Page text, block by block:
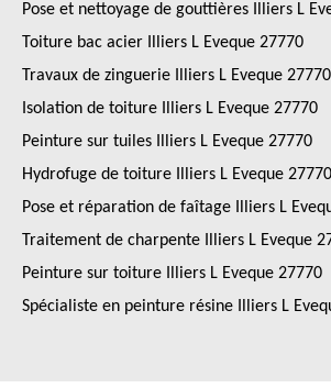
Pose et nettoyage de gouttières Illiers L
Toiture bac acier Illiers L Eveque 27770
Travaux de zinguerie Illiers L Eveque 27770
Isolation de toiture Illiers L Eveque 27770
Peinture sur tuiles Illiers L Eveque 27770
Hydrofuge de toiture Illiers L Eveque 27770
Pose et réparation de faîtage Illiers L
Traitement de charpente Illiers L Eveque
Peinture sur toiture Illiers L Eveque 27770
Spécialiste en peinture résine Illiers L